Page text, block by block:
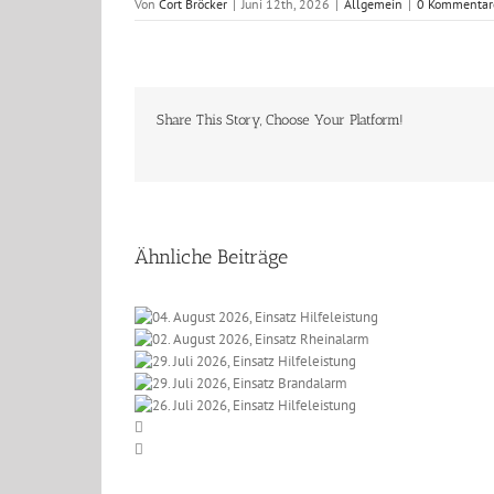
Von Cort Bröcker | Juni 12th, 2026 | Allgemein | 0
Share This Story, Choose Your Platform!
Ähnliche Beiträge